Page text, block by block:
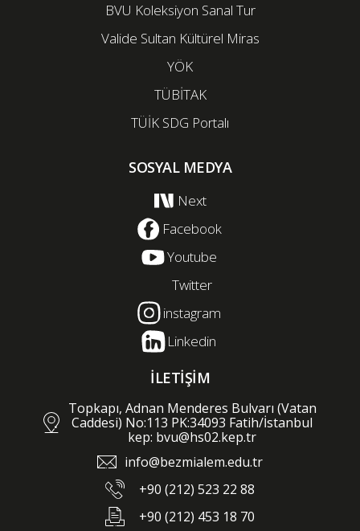
BVU Koleksiyon Sanal Tur
Valide Sultan Kültürel Miras
YÖK
TÜBİTAK
TÜİK SDG Portalı
SOSYAL MEDYA
Next
Facebook
Youtube
Twitter
instagram
Linkedin
İLETİŞİM
Topkapı, Adnan Menderes Bulvarı (Vatan
Caddesi) No:113 PK:34093 Fatih/İstanbul
kep: bvu@hs02.kep.tr
info@bezmialem.edu.tr
+90 (212) 523 22 88
+90 (212) 453 18 70